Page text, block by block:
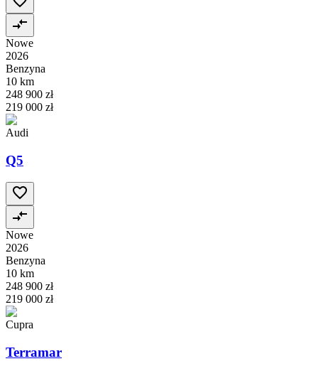
Nowe
2026
Benzyna
10 km
248 900 zł
219 000 zł
Audi
Q5
Nowe
2026
Benzyna
10 km
248 900 zł
219 000 zł
Cupra
Terramar